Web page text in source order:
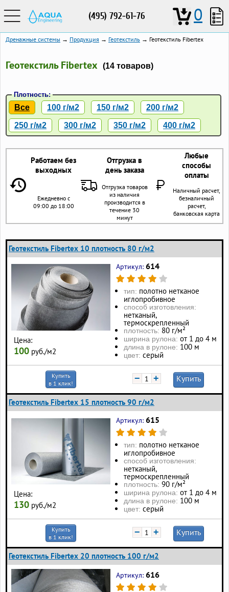
(495) 792-61-76 0
Дренажные системы → Продукция → Геотекстиль → Геотекстиль Fibertex
Геотекстиль Fibertex (14 товаров)
Плотность:
Все 100 г/м2 150 г/м2 200 г/м2
250 г/м2 300 г/м2 350 г/м2 400 г/м2
Работаем без
выходных
Отгрузка в
день заказа
Любые
способы
оплаты
Ежедневно с
09:00 до 18:00
Отгрузка товаров
из наличия
производится в
течение 30
минут
Наличный расчет,
безналичный
расчет,
банковская карта
Геотекстиль Fibertex 10 плотность 80 г/м2
Цена:
100 руб./м2
Артикул: 614
тип: полотно нетканое
иглопробивное
способ изготовления:
нетканый,
термоскрепленный
плотность: 80 г/м²
ширина рулона: от 1 до 4 м
длина в рулоне: 100 м
цвет: серый
Купить
в 1 клик!
− + Купить
Геотекстиль Fibertex 15 плотность 90 г/м2
Цена:
130 руб./м2
Артикул: 615
тип: полотно нетканое
иглопробивное
способ изготовления:
нетканый,
термоскрепленный
плотность: 90 г/м²
ширина рулона: от 1 до 4 м
длина в рулоне: 100 м
цвет: серый
Купить
в 1 клик!
− + Купить
Геотекстиль Fibertex 20 плотность 100 г/м2
Артикул: 616